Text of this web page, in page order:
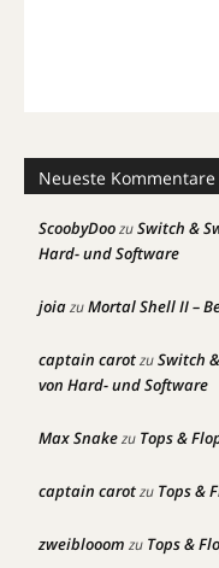
Neueste Kommentare
ScoobyDoozuSwitch &
Hard- und Software
joiazuMortal Shell II –
captain carotzuSwitch
von Hard- und Software
Max Snakezu Tops &
captain carotzu Tops &
zweiblooom zu Tops &